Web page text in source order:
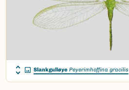
Slankgulløye Peyerimhoffina gracilis